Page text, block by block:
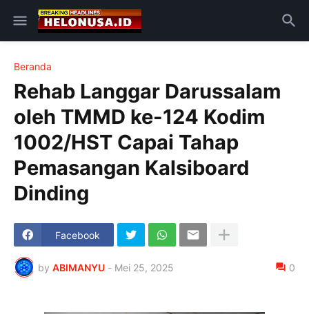
Beranda
Rehab Langgar Darussalam
oleh TMMD ke-124 Kodim
1002/HST Capai Tahap
Pemasangan Kalsiboard
Dinding
Facebook
by ABIMANYU - Mei 25, 2025 0